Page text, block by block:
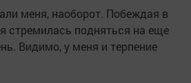
меня, наоборот. Побеждая в
стремилась подняться на еще
Видимо, у меня и терпение